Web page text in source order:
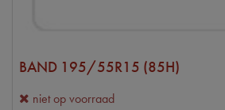
BAND 195/55R15 (85H)
niet op voorraad